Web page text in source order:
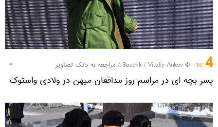
4
/14
© Sputnik / Vitaliy Ankov
/ مراجعه به بانک تصاویر
پسر بچه ای در مراسم روز مدافعان میهن در ولادی واستوک